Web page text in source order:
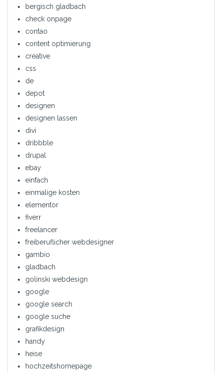
bergisch gladbach
check onpage
contao
content optimierung
creative
css
de
depot
designen
designen lassen
divi
dribbble
drupal
ebay
einfach
einmalige kosten
elementor
fiverr
freelancer
freiberuflicher webdesigner
gambio
gladbach
golinski webdesign
google
google search
google suche
grafikdesign
handy
heise
hochzeitshomepage